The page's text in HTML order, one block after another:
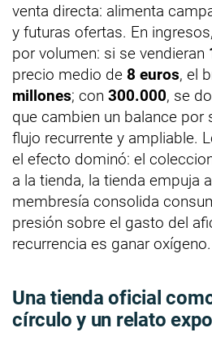
venta directa: alimenta
y futuras ofertas. En
por volumen: si se vendieran
precio medio de 8 euros, el
millones; con 300.000, se
que cambien un balance por
flujo recurrente y ampliable.
el efecto dominó: el
a la tienda, la tienda empuja
membresía consolida
presión sobre el gasto del
recurrencia es ganar oxígeno.
Una tienda oficial
círculo y un relato